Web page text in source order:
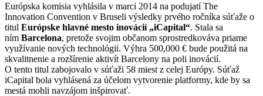
Európska komisia vyhlásila v marci 2014 na podujatí The
Innovation Convention v Bruseli výsledky prvého ročníka súťaže o
titul Európske hlavné mesto inovácií „iCapital“. Stala sa
ním Barcelona, pretože svojim občanom sprostredkováva priame
využívanie nových technológii. Výhra 500,000 € bude použitá na
skvalitnenie a rozšírenie aktivít Barcelony na poli inovácií.
O tento titul zabojovalo v súťaži 58 miest z celej Európy. Súťaž
iCapital bola vyhlásená za účelom vytvorenie platformy, kde by sa
mestá mohli navzájom inšpirovať.